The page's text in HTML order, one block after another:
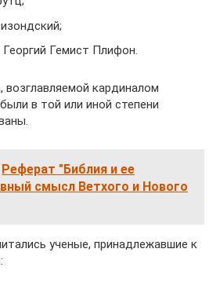
Гемист Плифон.
возглавляемой кардиналом
в той или иной степени
Реферат "Библия и ее
смысл Ветхого и Нового
ученые, принадлежавшие к